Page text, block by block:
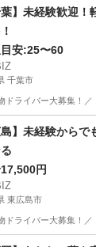
スタッフ
葉】未経験歓迎
目安:25〜60
千葉市
ドライバー大募集！
イバー 貨物
島】未経験から
円
東広島市
ドライバー大募集！
流 貨物